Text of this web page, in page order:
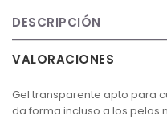
DESCRIPCIÓN
VALORACIONES
Gel transparente apto para
da forma incluso a los pelos